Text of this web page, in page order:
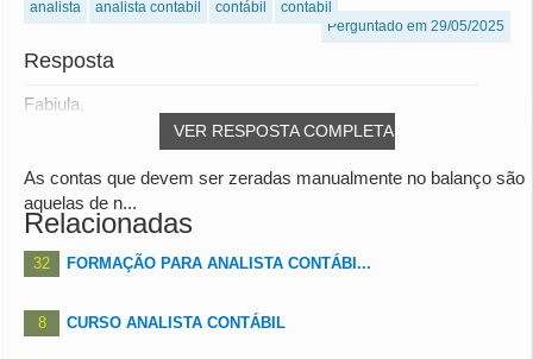
analista analista contabil contábil
contabil
Perguntado em 29/05/2025
Resposta
VER RESPOSTA COMPLETA
Fabiula,
As contas que devem ser zeradas manualmente no balanço são
aquelas de n...
Relacionadas
32 FORMAÇÃO PARA ANALISTA CONTÁBI...
8 CURSO ANALISTA CONTÁBIL